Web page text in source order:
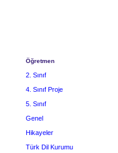
Öğretmen
2. Sınıf
4. Sınıf Proje
5. Sınıf
Genel
Hikayeler
Türk Dil Kurumu